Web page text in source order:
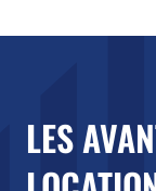
LES